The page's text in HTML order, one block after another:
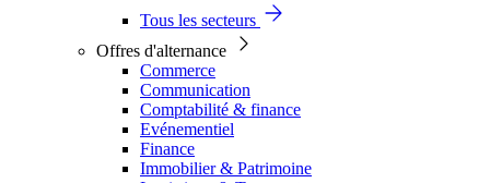
Tous les secteurs
Offres d'alternance
Commerce
Communication
Comptabilité & finance
Evénementiel
Finance
Immobilier & Patrimoine